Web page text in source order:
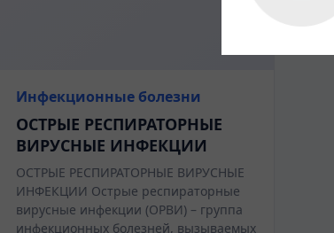
Инфекционные болезни
ОСТРЫЕ РЕСПИРАТОРНЫЕ
ВИРУСНЫЕ ИНФЕКЦИИ
ОСТРЫЕ РЕСПИРАТОРНЫЕ ВИРУСНЫЕ
ИНФЕКЦИИ Острые респираторные
вирусные инфекции (ОРВИ) – группа
инфекционных болезней, вызываемых